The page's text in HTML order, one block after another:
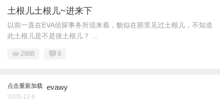
土根儿土根儿~进来下
以前一直在EVA侦探事务所混来着，貌似在那里见过土根儿，不知道
此土根儿是不是彼土根儿？ ...
2988 9
点击重新加载 evawy
2005-12-6